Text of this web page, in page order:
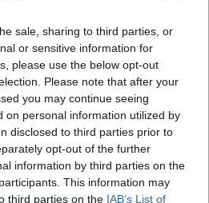
sale, sharing to third parties, or
or sensitive information for
please use the below opt-out
Please note that after your
you may continue seeing
on personal information utilized by
disclosed to third parties prior to
opt-out of the further
information by third parties on the
This information may
third parties on the IAB’s List of